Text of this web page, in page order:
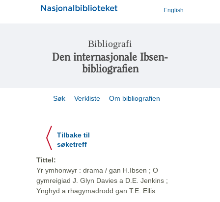
English
Bibliografi
Den internasjonale Ibsen-
bibliografien
Søk Verkliste Om bibliografien
Tilbake til
søketreff
Tittel:
Yr ymhonwyr : drama / gan H.Ibsen ; O
gymreigiad J. Glyn Davies a D.E. Jenkins ;
Ynghyd a rhagymadrodd gan T.E. Ellis